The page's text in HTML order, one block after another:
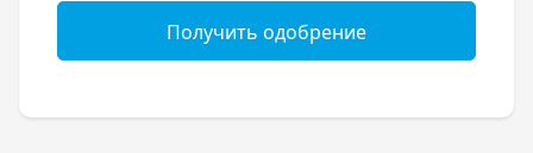
Получить одобрение